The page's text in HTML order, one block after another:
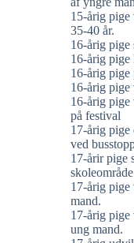
15-årig pige
35-40 år.
16-årig pige
16-årig
16-årig pige
16-årig pige
16-årig pige
på festival
17-årig pige
ved
17-årir pige
17-årig
mand.
17-årig pige
ung mand.